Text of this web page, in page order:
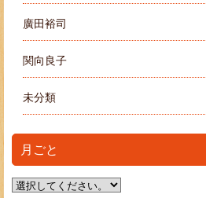
廣田裕司
関向良子
未分類
月ごと